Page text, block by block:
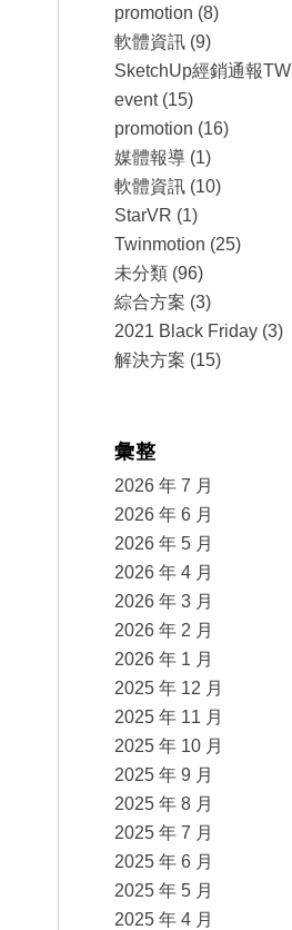
promotion (8)
軟體資訊 (9)
SketchUp經銷通報TW
event(15)
promotion (16)
媒體報導 (1)
軟體資訊 (10)
StarVR (1)
Twinmotion (25)
未分類 (96)
綜合方案 (3)
2021 Black Friday (3)
解決方案 (15)
彙整
2026 年 7 月
2026 年 6 月
2026 年 5 月
2026 年 4 月
2026 年 3 月
2026 年 2 月
2026 年 1 月
2025 年 12 月
2025 年 11 月
2025 年 10 月
2025 年 9 月
2025 年 8 月
2025 年 7 月
2025 年 6 月
2025 年 5 月
2025 年 4 月